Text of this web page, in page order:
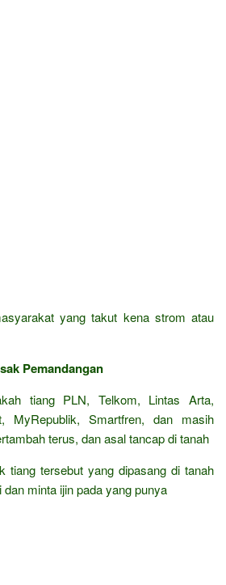
yang takut kena strom atau
Pemandangan
tiang PLN, Telkom, Lintas Arta,
MyRepublik, Smartfren, dan masih
terus, dan asal tancap di tanah
tiang tersebut yang dipasang di tanah
minta ijin pada yang punya